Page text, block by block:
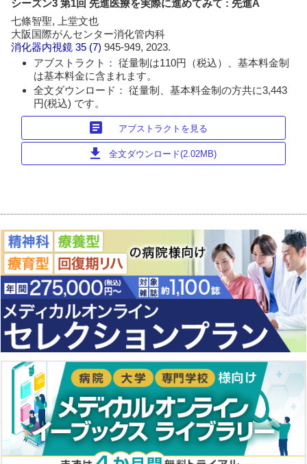
シーズン3 第1回 先進医療を実際に進めてみて : 先進A
七條智聖, 上堂文也
大阪国際がんセンター消化管内科
消化器内視鏡 35 (7)945-949, 2023.
アブストラクト： 従量制は110円（税込）、基本料金制
は基本料金に含まれます。
全文ダウンロード： 従量制、基本料金制の方共に3,443
円(税込) です。
article アブストラクトを見る
download 全文ダウンロード(2.02MB)